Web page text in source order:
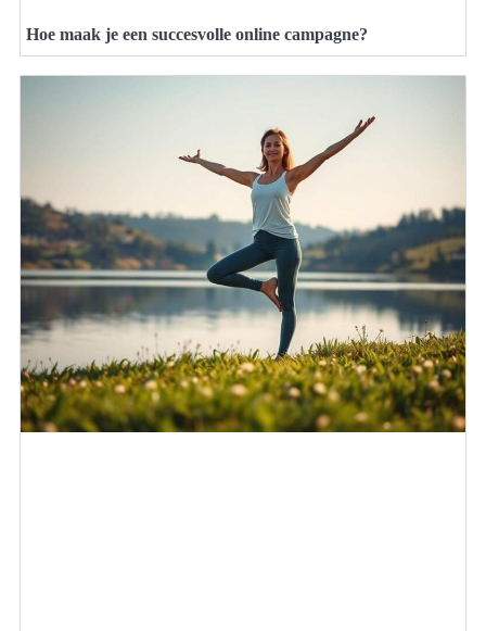
Hoe maak je een succesvolle online campagne?